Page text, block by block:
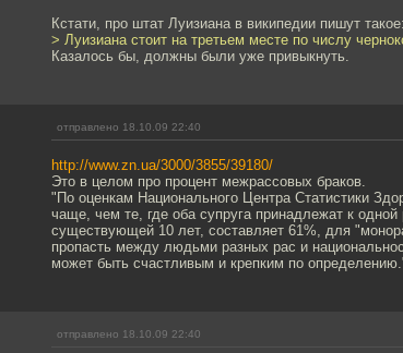
Кстати, про штат Луизиана в википедии пишут такое:
> Луизиана стоит на третьем месте по числу
Казалось бы, должны были уже привыкнуть.
отправлено 18.10.09 22:40
http://www.zn.ua/3000/3855/39180/
Это в целом про процент межрассовых браков.
"По оценкам Национального Центра Статистики
чаще, чем те, где оба супруга принадлежат к
существующей 10 лет, составляет 61%, для
пропасть между людьми разных рас и
может быть счастливым и крепким по
отправлено 18.10.09 22:40